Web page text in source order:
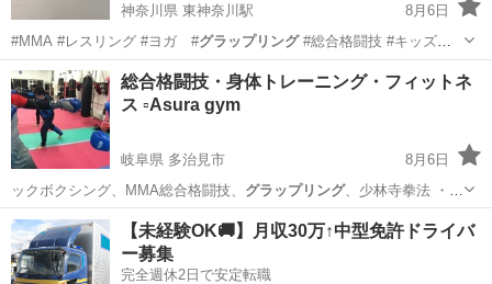
神奈川県 東神奈川駅
8月6日
#MMA #レスリング #ヨガ #グラップリング#総合格闘技 #キッズレ
スリン…
神奈川 横浜市 東神奈川駅 空手/他格闘技 レスリング
総合格闘技・身体トレーニング・フィットネ
ス ▫︎Asura gym
岐阜県 多治見市
8月6日
ックボクシング、MMA総合格闘技、 グラップリング、少林寺拳法 ・各
種武具の貸し出…
岐阜 多治見市 空手/他格闘技 総合格闘技
【未経験OK🚚】月収30万↑中型免許ドライバ
ー募集
完全週休2日で安定転職